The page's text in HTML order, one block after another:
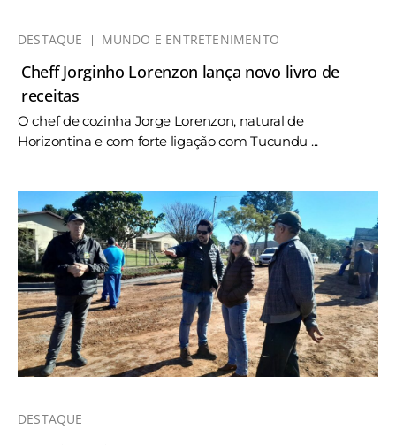
DESTAQUE MUNDO E ENTRETENIMENTO
Cheff Jorginho Lorenzon lança novo livro de
receitas
O chef de cozinha Jorge Lorenzon, natural de
Horizontina e com forte ligação com Tucundu ...
DESTAQUE